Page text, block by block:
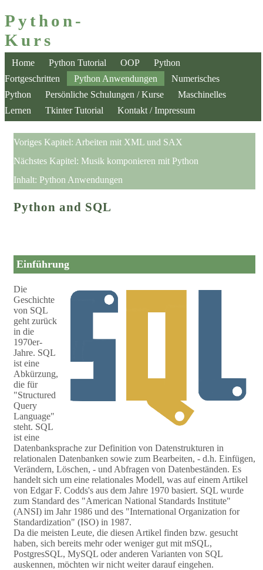
Python-
Kurs
Home Python Tutorial OOP
Python
Fortgeschritten
Python Anwendungen
Numerisches
Python
Persönliche Schulungen / Kurse
Maschinelles
Lernen
Tkinter Tutorial Kontakt / Impressum
Voriges Kapitel: Arbeiten mit XML und SAX
Nächstes Kapitel: Musik komponieren mit Python
Inhalt: Python Anwendungen
Python and SQL
Einführung
Die
Geschichte
von SQL
geht zurück
in die
1970er-
Jahre. SQL
ist eine
Abkürzung,
die für
"Structured
Query
Language"
steht. SQL
ist eine
Datenbanksprache zur Definition von Datenstrukturen in
relationalen Datenbanken sowie zum Bearbeiten, - d.h. Einfügen,
Verändern, Löschen, - und Abfragen von Datenbeständen. Es
handelt sich um eine relationales Modell, was auf einem Artikel
von Edgar F. Codds's aus dem Jahre 1970 basiert. SQL wurde
zum Standard des "American National Standards Institute"
(ANSI) im Jahr 1986 und des "International Organization for
Standardization" (ISO) in 1987.
Da die meisten Leute, die diesen Artikel finden bzw. gesucht
haben, sich bereits mehr oder weniger gut mit mSQL,
PostgresSQL, MySQL oder anderen Varianten von SQL
auskennen, möchten wir nicht weiter darauf eingehen.